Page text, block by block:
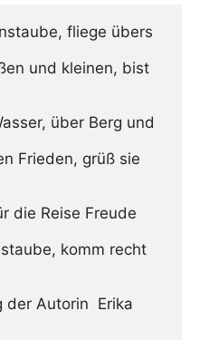
fliege übers
und kleinen, bist
über Berg und
Frieden, grüß sie
die Reise Freude
komm recht
Autorin  Erika